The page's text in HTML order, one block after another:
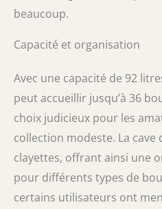
beaucoup.
Capacité et organisation
Avec une capacité de 92
peut accueillir jusqu’à 36
choix judicieux pour les
collection modeste. La cave
clayettes, offrant ainsi une
pour différents types de
certains utilisateurs ont